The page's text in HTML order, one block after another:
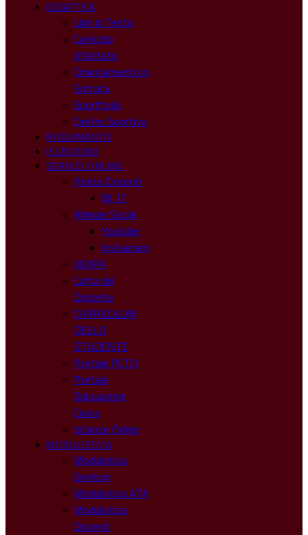
DIDATTICA
Libri di Testo
Curricolo
d’Istituto
Orientamento in
Entrata
Eportfolio
Centro Sportivo
RICEVIMENTO
ISCRIZIONI
SERVIZI ONLINE
Posta Docenti
@ .IT
Allende Social
Youtube
Instagram
NOIPA
Carta del
Docente
CURRICULUM
DELLO
STUDENTE
Portale PCTO
Portale
Educazione
Civica
Istanze Online
MODULISTICA
Modulistica
Genitori
Modulistica ATA
Modulistica
Docenti